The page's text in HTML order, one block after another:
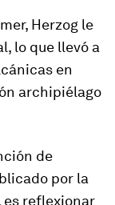
Herzog le
lo que llevó a
en
archipiélago
de
por la
es reflexionar